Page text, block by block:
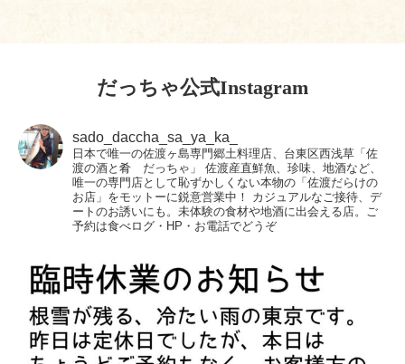
だっちゃ公式Instagram
sado_daccha_sa_ya_ka_
日本で唯一の佐渡ヶ島専門郷土料理店、台東区西浅草「佐
渡の酒と肴 だっちゃ」
佐渡産直鮮魚、珍味、地酒など、
唯一の専門店として恥ずかしくない本物の「佐渡だらけの
お店」をモットーに鋭意営業中！
カジュアルなご接待、デ
ートのお誘いにも。未体験の食材や地酒に出会える店。ご
予約は食べログ・HP・お電話でどうぞ